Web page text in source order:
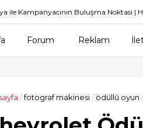
ile Kampanyacının Buluşma Noktası |
Forum Reklam
/fotograf makinesi/ ödüllü oyun /